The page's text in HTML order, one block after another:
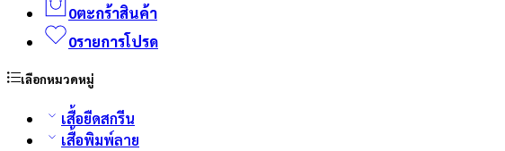
0ตะกร้าสินค้า
0รายการโปรด
เลือกหมวดหมู่
เสื้อยืดสกรีน
เสื้อพิมพ์ลาย